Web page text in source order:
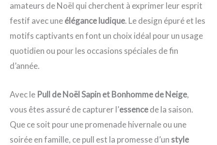
amateurs de Noël qui cherchent à exprimer leur esprit
festif avec uneélégance ludique. Le design épuré et les
motifs captivants en font un choix idéal pour un usage
quotidien ou pour les occasions spéciales de fin
d’année.
Avec le Pull de Noël Sapin et Bonhomme de Neige,
vous êtes assuré de capturer l’essencede la saison.
Que ce soit pour une promenade hivernale ou une
soirée en famille, ce pull est la promesse d’un style